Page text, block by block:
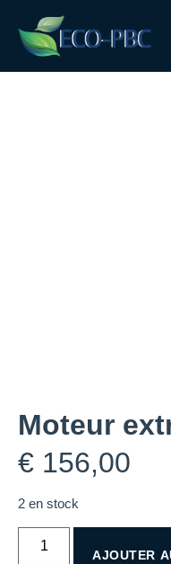
Moteur
€ 156,00
2 en stock
AJOUTER